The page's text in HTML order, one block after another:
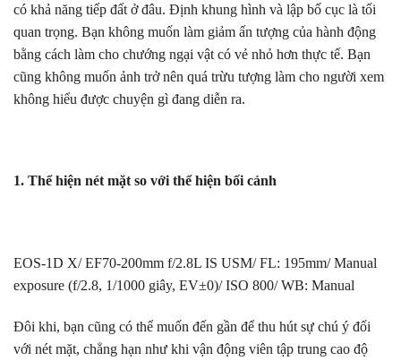
có khả năng tiếp đất ở đâu. Định khung hình và lập bố cục là tối
quan trọng. Bạn không muốn làm giảm ấn tượng của hành động
bằng cách làm cho chướng ngại vật có vẻ nhỏ hơn thực tế. Bạn
cũng không muốn ảnh trở nên quá trừu tượng làm cho người xem
không hiểu được chuyện gì đang diễn ra.
1. Thể hiện nét mặt so với thể hiện bối cảnh
EOS-1D X/ EF70-200mm f/2.8L IS USM/ FL: 195mm/ Manual
exposure (f/2.8, 1/1000 giây, EV±0)/ ISO 800/ WB: Manual
Đôi khi, bạn cũng có thể muốn đến gần để thu hút sự chú ý đối
với nét mặt, chẳng hạn như khi vận động viên tập trung cao độ